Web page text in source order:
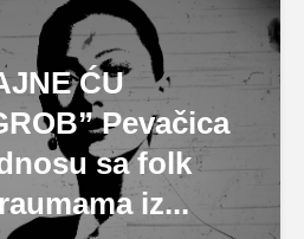
ĆU
Pevačica
sa folk
iz...